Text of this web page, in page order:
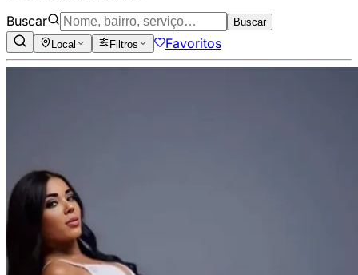
Buscar
Buscar
Local
Filtros Favoritos